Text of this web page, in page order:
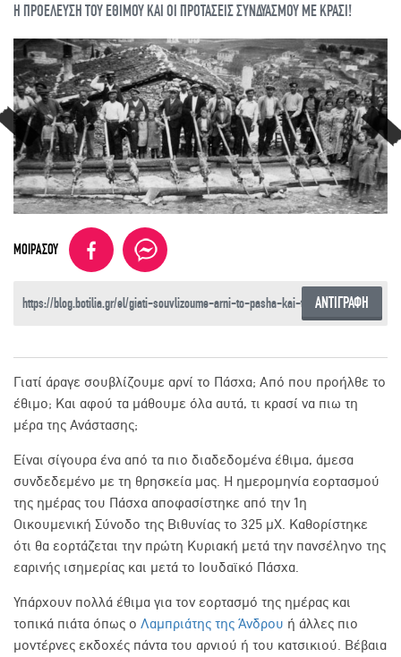
Η ΠΡΟΕΛΕΥΣΗ ΤΟΥ ΕΘΙΜΟΥ ΚΑΙ ΟΙ ΠΡΟΤΑΣΕΙΣ ΣΥΝΔΥΑΣΜΟΥ ΜΕ ΚΡΑΣΙ!
ΜΟΙΡΑΣΟΥ
ΑΝΤΙΓΡΑΦΗ
Γιατί άραγε σουβλίζουμε αρνί το Πάσχα; Από που προήλθε το
έθιμο; Και αφού τα μάθουμε όλα αυτά, τι κρασί να πιω τη
μέρα της Ανάστασης;
Είναι σίγουρα ένα από τα πιο διαδεδομένα έθιμα, άμεσα
συνδεδεμένο με τη θρησκεία μας. Η ημερομηνία εορτασμού
της ημέρας του Πάσχα αποφασίστηκε από την 1η
Οικουμενική Σύνοδο της Βιθυνίας το 325 μΧ. Καθορίστηκε
ότι θα εορτάζεται την πρώτη Κυριακή μετά την πανσέληνο της
εαρινής ισημερίας και μετά το Ιουδαϊκό Πάσχα.
Υπάρχουν πολλά έθιμα για τον εορτασμό της ημέρας και
τοπικά πιάτα όπως ο Λαμπριάτης της Άνδρου ή άλλες πιο
μοντέρνες εκδοχές πάντα του αρνιού ή του κατσικιού. Βέβαια